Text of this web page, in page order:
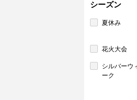
シーズン
夏休み
花火大会
シルバーウ
ーク